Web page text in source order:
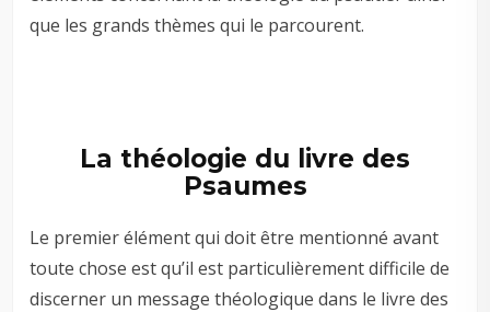
que les grands thèmes qui le parcourent.
La théologie du livre des
Psaumes
Le premier élément qui doit être mentionné avant
toute chose est qu’il est particulièrement difficile de
discerner un message théologique dans le livre des